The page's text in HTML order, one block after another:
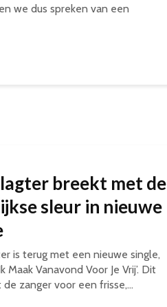
we dus spreken van een
breekt met de
sleur in nieuwe
is terug met een nieuwe single,
Maak Vanavond Voor Je Vrij’. Dit
de zanger voor een frisse,...